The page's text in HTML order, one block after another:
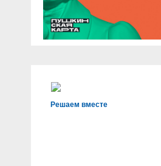
Решаем вместе